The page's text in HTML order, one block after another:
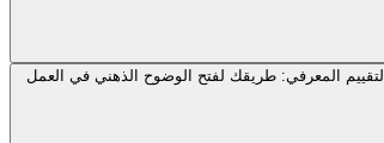
التقييم المعرفي: طريقك لفتح الوضوح الذهني في العمل